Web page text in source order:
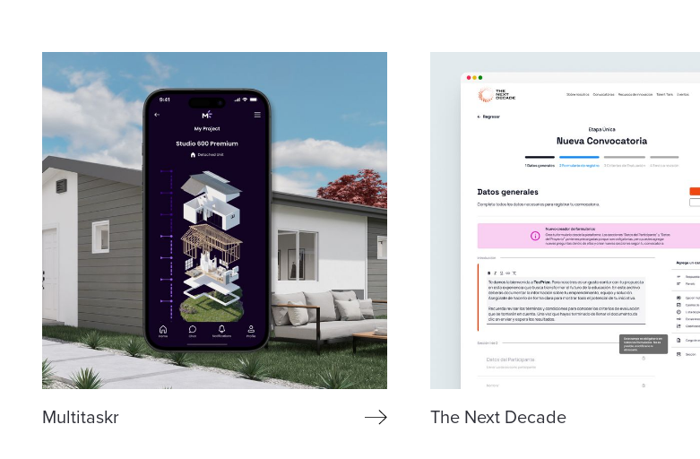
Multitaskr The Next Decade